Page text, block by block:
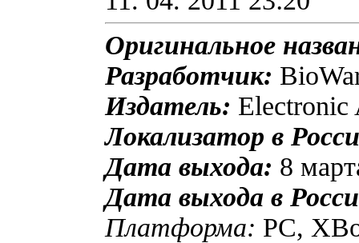
Оригинальное
Разработчик:
Издатель: Electronic
Локализатор в
Дата выхода: 8
Дата выхода в
Платформа: PC,